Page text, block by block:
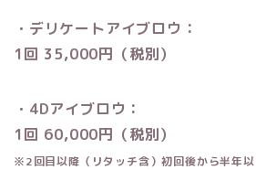
・デリケートアイブロウ：
1回 35,000円 （税別）
・4Dアイブロウ：
1回 60,000円 （税別）
※2回目以降（リタッチ含）初回後から半年